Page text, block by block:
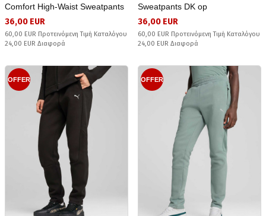
Comfort High-Waist Sweatpants
36,00 EUR
60,00 EUR Προτεινόμενη Τιμή Καταλόγου
24,00 EUR Διαφορά
Sweatpants DK op
36,00 EUR
60,00 EUR Προτεινόμενη Τιμή Καταλόγου
24,00 EUR Διαφορά
OFFER OFFER